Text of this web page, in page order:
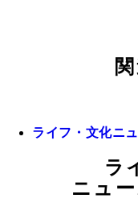
ライフ・文化ニ
ラ
ニュ